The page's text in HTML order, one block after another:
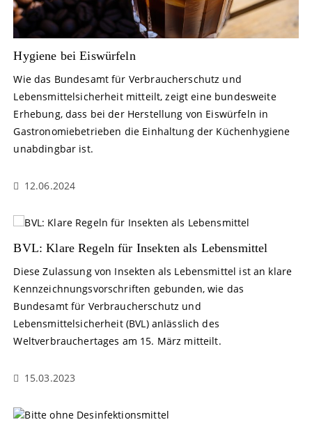
Hygiene bei Eiswürfeln
Wie das Bundesamt für Verbraucherschutz und
Lebensmittelsicherheit mitteilt, zeigt eine bundesweite
Erhebung, dass bei der Herstellung von Eiswürfeln in
Gastronomiebetrieben die Einhaltung der Küchenhygiene
unabdingbar ist.
12.06.2024
BVL: Klare Regeln für Insekten als Lebensmittel
Diese Zulassung von Insekten als Lebensmittel ist an klare
Kennzeichnungsvorschriften gebunden, wie das
Bundesamt für Verbraucherschutz und
Lebensmittelsicherheit (BVL) anlässlich des
Weltverbrauchertages am 15. März mitteilt.
15.03.2023